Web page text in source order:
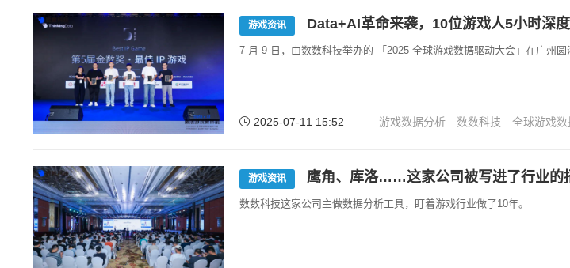
游戏资讯 Data+AI革命来袭，10位游戏人5小时深
7 月 9 日，由数数科技举办的 「2025 全球游戏数据驱动大会」在广州圆
2025-07-11 15:52 游戏数据分析 数数科技 全球游戏
游戏资讯 鹰角、库洛……这家公司被写进了行业的
数数科技这家公司主做数据分析工具，盯着游戏行业做了10年。